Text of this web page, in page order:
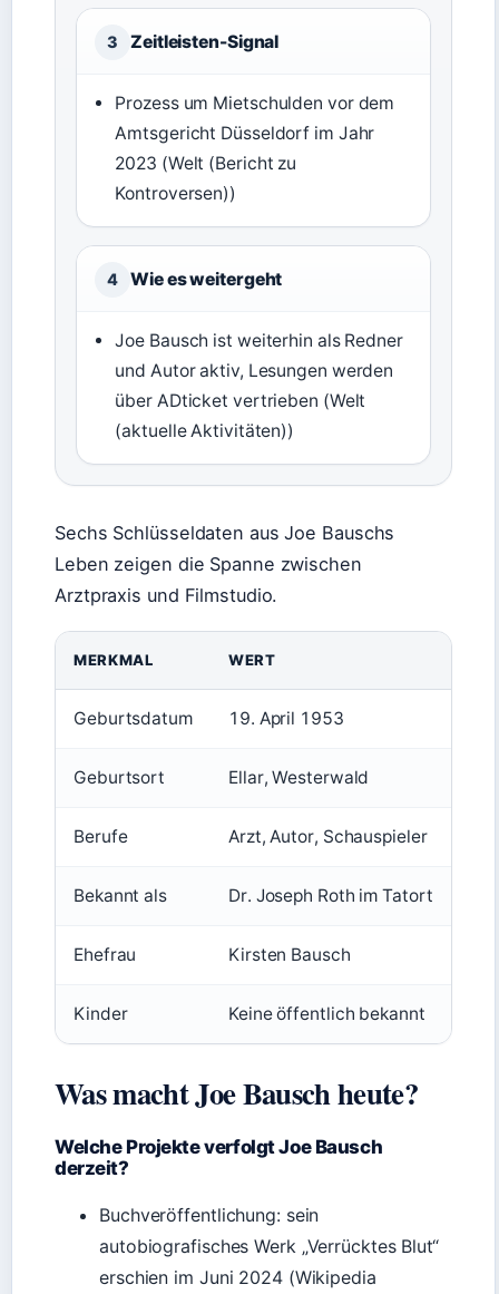
3 Zeitleisten-Signal
Prozess um Mietschulden vor dem
Amtsgericht Düsseldorf im Jahr
2023 (Welt (Bericht zu
Kontroversen))
4 Wie es weitergeht
Joe Bausch ist weiterhin als Redner
und Autor aktiv, Lesungen werden
über ADticket vertrieben (Welt
(aktuelle Aktivitäten))
Sechs Schlüsseldaten aus Joe Bauschs
Leben zeigen die Spanne zwischen
Arztpraxis und Filmstudio.
MERKMAL WERT
Geburtsdatum 19. April 1953
Geburtsort Ellar, Westerwald
Berufe Arzt, Autor, Schauspieler
Bekannt als Dr. Joseph Roth im Tatort
Ehefrau Kirsten Bausch
Kinder Keine öffentlich bekannt
Was macht Joe Bausch heute?
Welche Projekte verfolgt Joe Bausch
derzeit?
Buchveröffentlichung: sein
autobiografisches Werk „Verrücktes Blut“
erschien im Juni 2024 (Wikipedia